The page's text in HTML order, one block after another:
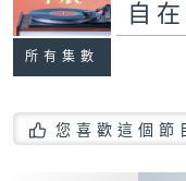
所有集數
自
您喜歡這個節